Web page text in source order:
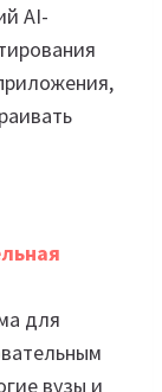
AI-
для
вузы и